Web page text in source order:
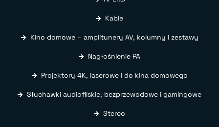
Kable
Kino domowe – amplitunery AV, kolumny i zestawy
Nagłośnienie PA
Projektory 4K, laserowe i do kina domowego
Słuchawki audiofilskie, bezprzewodowe i gamingowe
Stereo